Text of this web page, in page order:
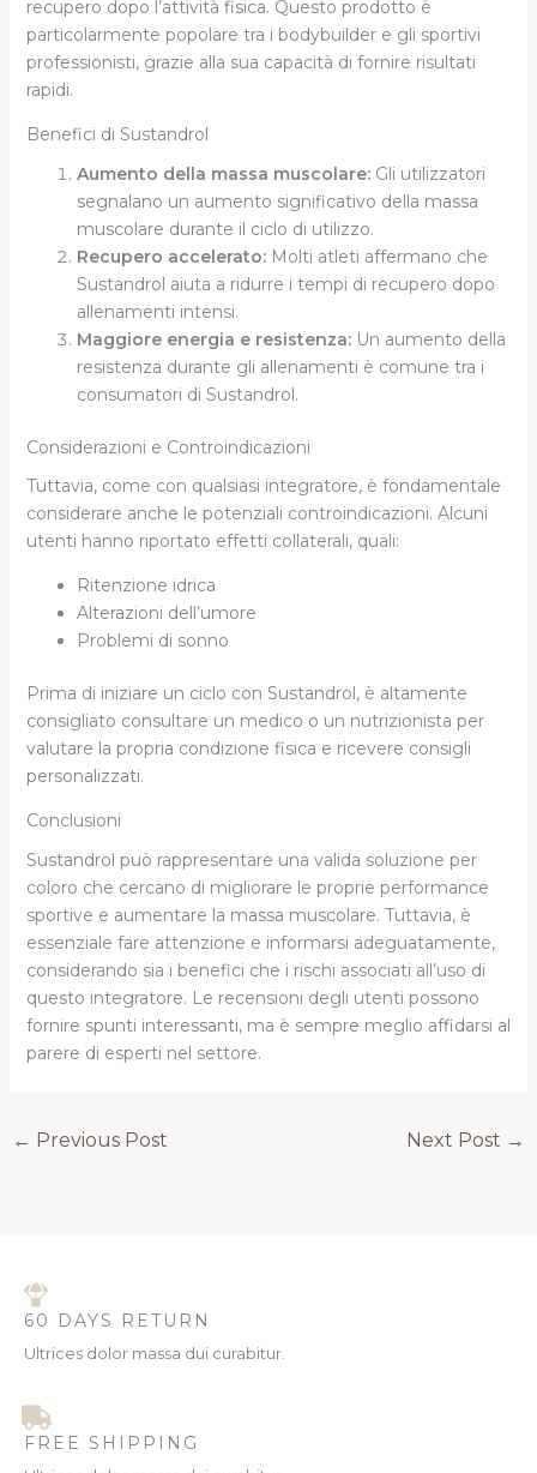
recupero dopo l’attività fisica. Questo prodotto è
particolarmente popolare tra i bodybuilder e gli sportivi
professionisti, grazie alla sua capacità di fornire risultati
rapidi.
Benefici di Sustandrol
Aumento della massa muscolare:Gli utilizzatori
segnalano un aumento significativo della massa
muscolare durante il ciclo di utilizzo.
Recupero accelerato:Molti atleti affermano che
Sustandrol aiuta a ridurre i tempi di recupero dopo
allenamenti intensi.
Maggiore energia e resistenza:Un aumento della
resistenza durante gli allenamenti è comune tra i
consumatori di Sustandrol.
Considerazioni e Controindicazioni
Tuttavia, come con qualsiasi integratore, è fondamentale
considerare anche le potenziali controindicazioni. Alcuni
utenti hanno riportato effetti collaterali, quali:
Ritenzione idrica
Alterazioni dell’umore
Problemi di sonno
Prima di iniziare un ciclo con Sustandrol, è altamente
consigliato consultare un medico o un nutrizionista per
valutare la propria condizione fisica e ricevere consigli
personalizzati.
Conclusioni
Sustandrol può rappresentare una valida soluzione per
coloro che cercano di migliorare le proprie performance
sportive e aumentare la massa muscolare. Tuttavia, è
essenziale fare attenzione e informarsi adeguatamente,
considerando sia i benefici che i rischi associati all’uso di
questo integratore. Le recensioni degli utenti possono
fornire spunti interessanti, ma è sempre meglio affidarsi al
parere di esperti nel settore.
← Previous Post Next Post →
60 DAYS RETURN
Ultrices dolor massa dui curabitur.
FREE SHIPPING